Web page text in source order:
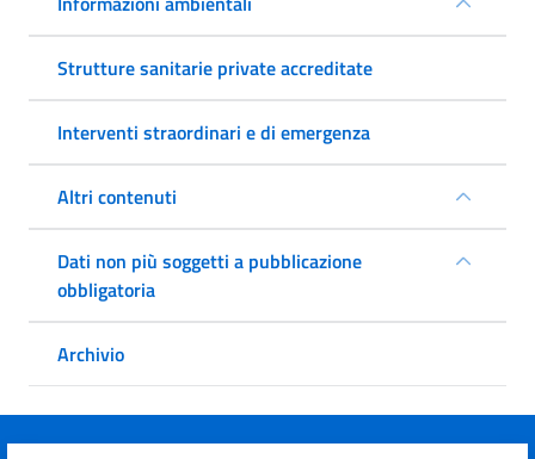
Strutture sanitarie private accreditate
Interventi straordinari e di emergenza
Altri contenuti
Dati non più soggetti a pubblicazione
obbligatoria
Archivio